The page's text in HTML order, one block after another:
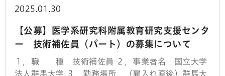
2025.01.30
【公募】医学系研究科附属教育研究支援センタ
ー 技術補佐員（パート）の募集について
１．職 種 技術補佐員 ２．事業者名 国立大学
法人群馬大学 ３．勤務場所 （雇入れ直後）群馬大